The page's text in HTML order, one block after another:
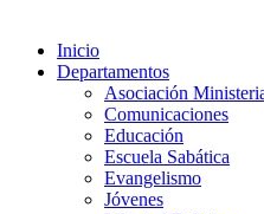
Inicio
Departamentos
Asociación
Comunicaciones
Educación
Escuela Sabática
Evangelismo
Jóvenes